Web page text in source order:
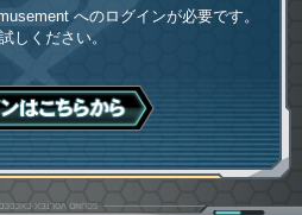
へのログインが必要です。
しください。
こちら